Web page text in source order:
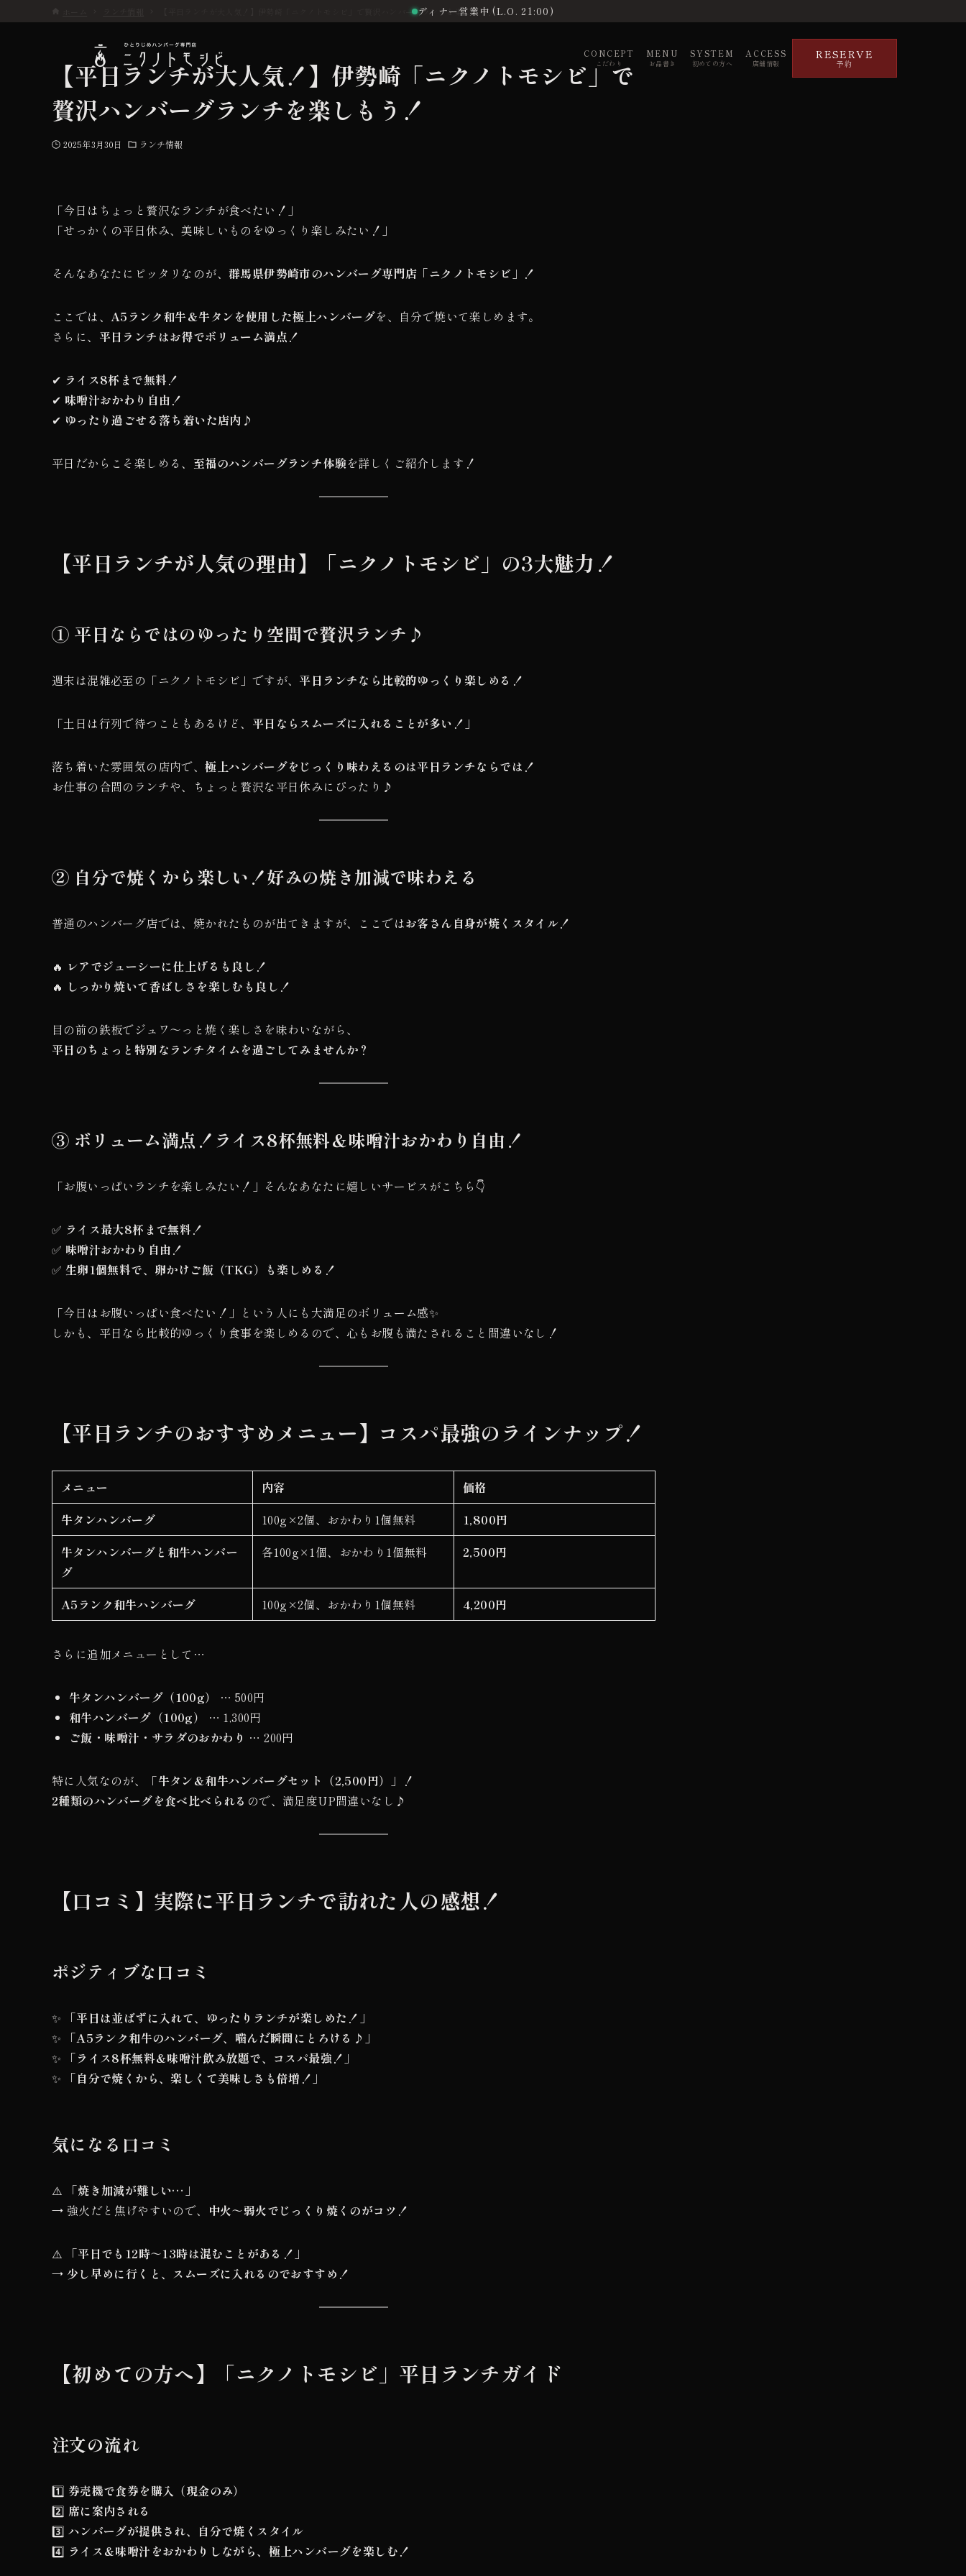
ディナー営業中 (L.O. 21:00)
CONCEPT
こだわり
MENU
お品書き
SYSTEM
初めての方へ
ACCESS
店舗情報
RESERVE
予約
こだわり
初めての方へ
店舗情報
【平日ランチが大人気！】伊勢崎「ニクノトモシビ」で贅沢ハンバーグランチを楽しもう！
【平日ランチが大人気！】伊勢崎「ニクノトモシビ」で
贅沢ハンバーグランチを楽しもう！
2025年3月30日 ランチ情報
「今日はちょっと贅沢なランチが食べたい！」
「せっかくの平日休み、美味しいものをゆっくり楽しみたい！」
そんなあなたにピッタリなのが、 群馬県伊勢崎市のハンバーグ専門店「ニクノトモシビ」！
ここでは、 A5ランク和牛＆牛タンを使用した極上ハンバーグを、自分で焼いて楽しめます。
さらに、 平日ランチはお得でボリューム満点！
✔ ライス8杯まで無料！
✔ 味噌汁おかわり自由！
✔ ゆったり過ごせる落ち着いた店内♪
平日だからこそ楽しめる、 至福のハンバーグランチ体験を詳しくご紹介します！
【平日ランチが人気の理由】「ニクノトモシビ」の3大魅力！
① 平日ならではのゆったり空間で贅沢ランチ♪
週末は混雑必至の「ニクノトモシビ」ですが、 平日ランチなら比較的ゆっくり楽しめる！
「土日は行列で待つこともあるけど、 平日ならスムーズに入れることが多い！ 」
落ち着いた雰囲気の店内で、極上ハンバーグをじっくり味わえるのは平日ランチならでは！
お仕事の合間のランチや、ちょっと贅沢な平日休みにぴったり♪
② 自分で焼くから楽しい！好みの焼き加減で味わえる
普通のハンバーグ店では、焼かれたものが出てきますが、ここではお客さん自身が焼くスタイル！
🔥 レアでジューシーに仕上げるも良し！
🔥 しっかり焼いて香ばしさを楽しむも良し！
目の前の鉄板でジュワ～っと焼く楽しさを味わいながら、
平日のちょっと特別なランチタイムを過ごしてみませんか？
③ ボリューム満点！ライス8杯無料＆味噌汁おかわり自由！
「お腹いっぱいランチを楽しみたい！」そんなあなたに嬉しいサービスがこちら👇
✅ ライス最大8杯まで無料！
✅ 味噌汁おかわり自由！
✅ 生卵1個無料で、卵かけご飯（TKG）も楽しめる！
「今日はお腹いっぱい食べたい！」という人にも大満足のボリューム感✨
しかも、平日なら比較的ゆっくり食事を楽しめるので、心もお腹も満たされること間違いなし！
【平日ランチのおすすめメニュー】コスパ最強のラインナップ！
メニュー 内容
価格
牛タンハンバーグ
100g×2個、おかわり1個無料
1,800円
牛タンハンバーグと和牛ハンバー
グ
各100g×1個、おかわり1個無料 2,500円
A5ランク和牛ハンバーグ 100g×2個、おかわり1個無料 4,200円
さらに追加メニューとして…
牛タンハンバーグ（100g）
… 500円
和牛ハンバーグ（100g）
… 1,300円
ご飯・味噌汁・サラダのおかわり … 200円
特に人気なのが、「牛タン＆和牛ハンバーグセット（2,500円）
」！
2種類のハンバーグを食べ比べられる ので、満足度UP間違いなし♪
【口コミ】実際に平日ランチで訪れた人の感想！
ポジティブな口コミ
✨
「平日は並ばずに入れて、ゆったりランチが楽しめた！」
✨
「A5ランク和牛のハンバーグ、噛んだ瞬間にとろける♪」
✨
「ライス8杯無料＆味噌汁飲み放題で、コスパ最強！」
✨
「自分で焼くから、楽しくて美味しさも倍増！」
気になる口コミ
⚠️
「焼き加減が難しい…」
→ 強火だと焦げやすいので、 中火～弱火でじっくり焼くのがコツ！
⚠️
「平日でも12時～13時は混むことがある！」
→ 少し早めに行くと、スムーズに入れるのでおすすめ！
【初めての方へ】「ニクノトモシビ」平日ランチガイド
注文の流れ
1️⃣ 券売機で食券を購入（現金のみ）
2️⃣ 席に案内される
3️⃣ ハンバーグが提供され、自分で焼くスタイル
4️⃣ ライス＆味噌汁をおかわりしながら、極上ハンバーグを楽しむ！